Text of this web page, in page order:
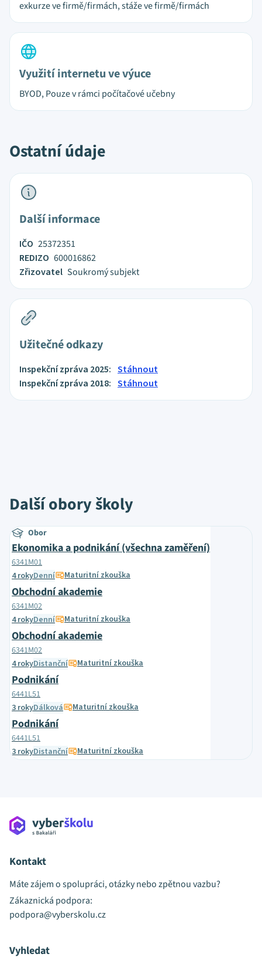
exkurze ve firmě/firmách, stáže ve firmě/firmách
Využití internetu ve výuce
BYOD, Pouze v rámci počítačové učebny
Ostatní údaje
Další informace
IČO 25372351
REDIZO 600016862
Zřizovatel Soukromý subjekt
Užitečné odkazy
Inspekční zpráva 2025: Stáhnout
Inspekční zpráva 2018: Stáhnout
Další obory školy
Obor
Ekonomika a podnikání (všechna zaměření)
6341M01
4 rokyDenní Maturitní zkouška
Obchodní akademie
6341M02
4 rokyDenní Maturitní zkouška
Obchodní akademie
6341M02
4 rokyDistanční Maturitní zkouška
Podnikání
6441L51
3 rokyDálková Maturitní zkouška
Podnikání
6441L51
3 rokyDistanční Maturitní zkouška
Kontakt
Máte zájem o spolupráci, otázky nebo zpětnou vazbu?
Zákaznická podpora:
podpora@vyberskolu.cz
Vyhledat